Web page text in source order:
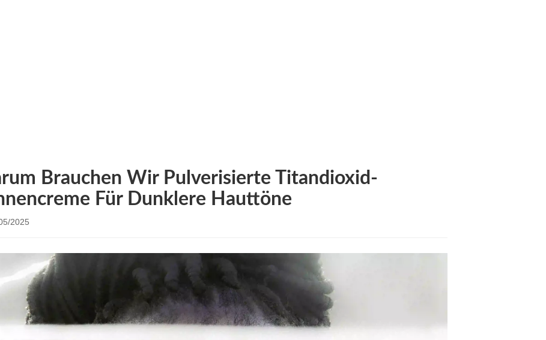
Brauchen Wir Pulverisierte Titandioxid-
Für Dunklere Hauttöne
2025